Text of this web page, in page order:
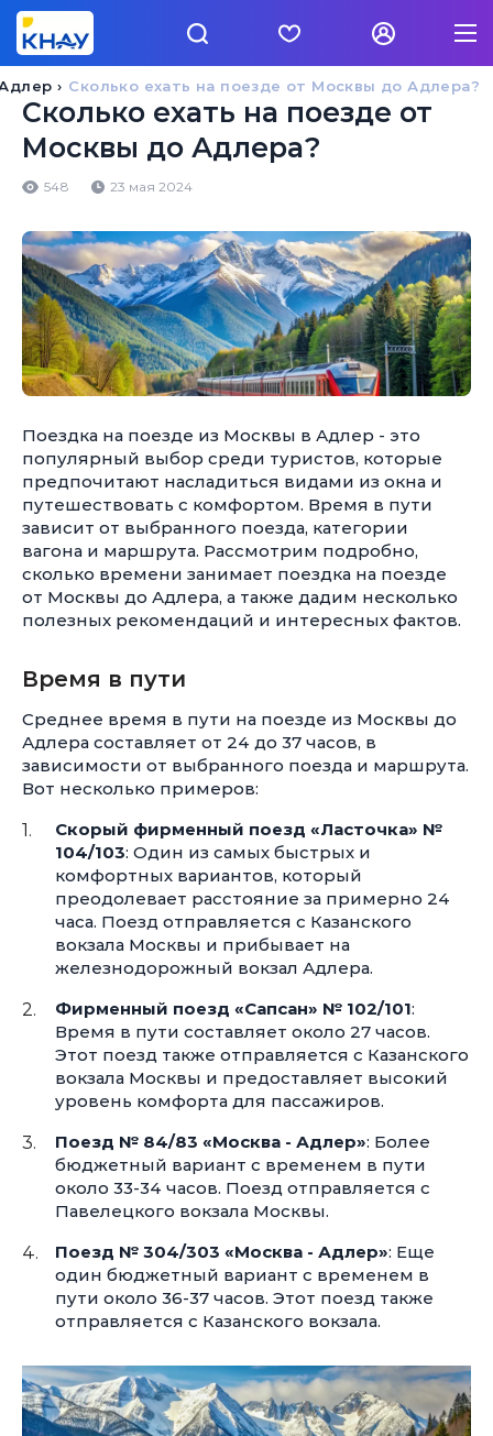
Сколько ехать на поезде от Москвы до Адлера?
Сколько ехать на поезде от
Москвы до Адлера?
548 23 мая 2024
Поездка на поезде из Москвы в Адлер - это
популярный выбор среди туристов, которые
предпочитают насладиться видами из окна и
путешествовать с комфортом. Время в пути
зависит от выбранного поезда, категории
вагона и маршрута. Рассмотрим подробно,
сколько времени занимает поездка на поезде
от Москвы до Адлера, а также дадим несколько
полезных рекомендаций и интересных фактов.
Время в пути
Среднее время в пути на поезде из Москвы до
Адлера составляет от 24 до 37 часов, в
зависимости от выбранного поезда и маршрута.
Вот несколько примеров:
Скорый фирменный поезд «Ласточка» №
104/103: Один из самых быстрых и
комфортных вариантов, который
преодолевает расстояние за примерно 24
часа. Поезд отправляется с Казанского
вокзала Москвы и прибывает на
железнодорожный вокзал Адлера.
Фирменный поезд «Сапсан» № 102/101:
Время в пути составляет около 27 часов.
Этот поезд также отправляется с Казанского
вокзала Москвы и предоставляет высокий
уровень комфорта для пассажиров.
Поезд № 84/83 «Москва - Адлер»: Более
бюджетный вариант с временем в пути
около 33-34 часов. Поезд отправляется с
Павелецкого вокзала Москвы.
Поезд № 304/303 «Москва - Адлер»: Еще
один бюджетный вариант с временем в
пути около 36-37 часов. Этот поезд также
отправляется с Казанского вокзала.